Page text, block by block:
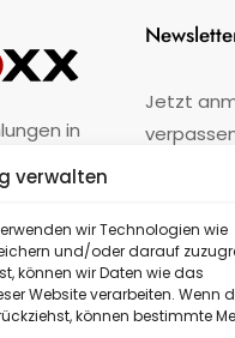
verwalten
wir Technologien wie
und/oder darauf
können wir Daten wie das
Website verarbeiten. Wenn
können bestimmte
in
· Kontakt
Jetzt
nicht